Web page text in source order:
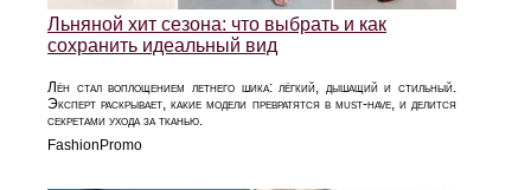
Льняной хит сезона: что выбрать и как
сохранить идеальный вид
Лён стал воплощением летнего шика: лёгкий, дышащий и стильный.
Эксперт раскрывает, какие модели превратятся в must‑have, и делится
секретами ухода за тканью.
FashionPromo